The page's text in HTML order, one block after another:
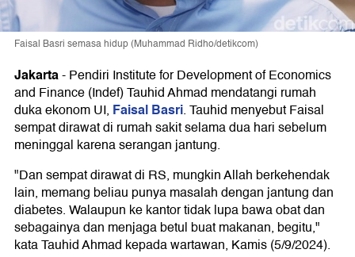
Faisal Basri semasa hidup (Muhammad Ridho/detikcom)
Jakarta-Pendiri Institute for Development of Economics
and Finance (Indef) Tauhid Ahmad mendatangi rumah
duka ekonom UI, Faisal Basri. Tauhid menyebut Faisal
sempat dirawat di rumah sakit selama dua hari sebelum
meninggal karena serangan jantung.
"Dan sempat dirawat di RS, mungkin Allah berkehendak
lain, memang beliau punya masalah dengan jantung dan
diabetes. Walaupun ke kantor tidak lupa bawa obat dan
sebagainya dan menjaga betul buat makanan, begitu,"
kata Tauhid Ahmad kepada wartawan, Kamis (5/9/2024).